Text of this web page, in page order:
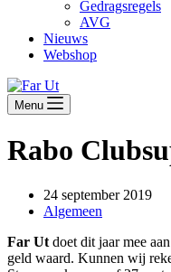
Gedragsregels
AVG
Nieuws
Webshop
Menu
Rabo
24 september 2019
Algemeen
Far Ut doet dit jaar mee
geld waard. Kunnen wij